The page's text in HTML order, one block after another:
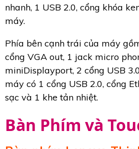
nhanh, 1 USB 2.0, cổng khóa
máy.
Phía bên cạnh trái của máy
cổng VGA out, 1 jack micro
miniDisplayport, 2 cổng USB
máy có 1 cổng USB 2.0, cổng
sạc và 1 khe tản nhiệt.
Bàn Phím và